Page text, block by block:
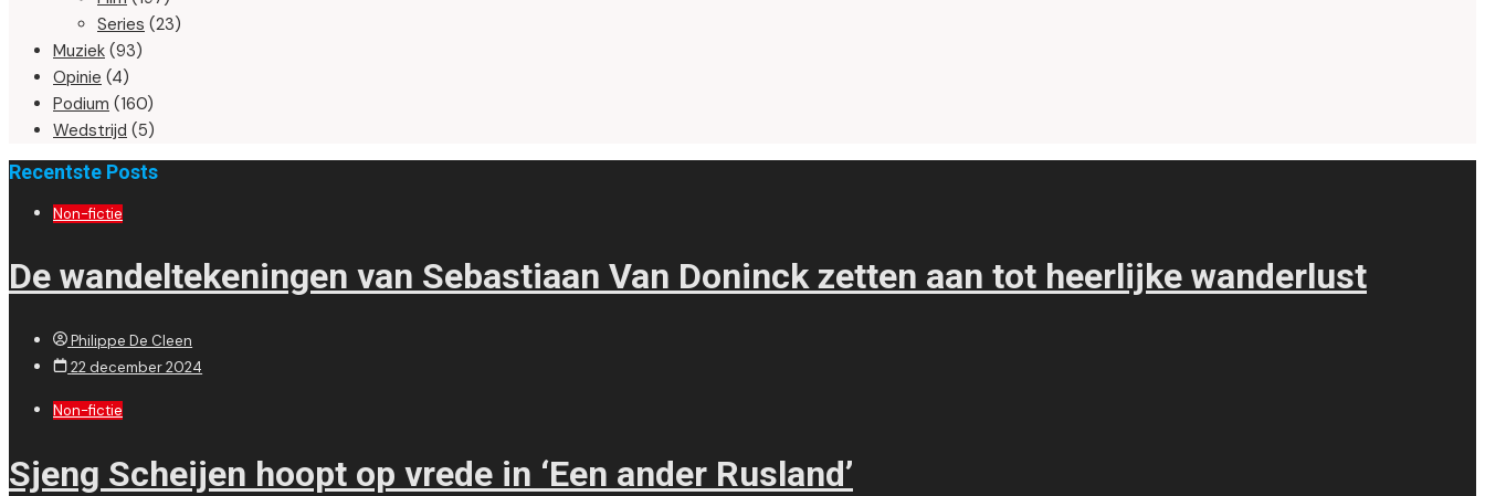
Series (23)
Muziek (93)
Opinie (4)
Podium (160)
Wedstrijd (5)
Recentste Posts
Non-fictie
De wandeltekeningen van Sebastiaan Van Doninck zetten aan tot heerlijke wanderlust
Philippe De Cleen
22 december 2024
Non-fictie
Sjeng Scheijen hoopt op vrede in ‘Een ander Rusland’